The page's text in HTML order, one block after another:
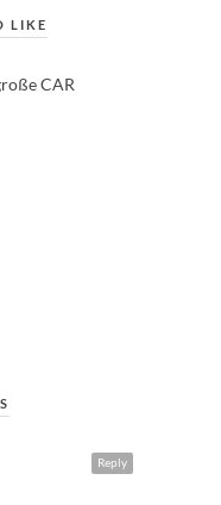
LIKE
CAR
Reply